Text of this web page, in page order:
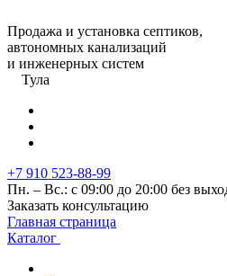
Продажа и установка септиков,
автономных канализаций
и инженерных систем
Тула
+7 910 523-88-99
Пн. – Вс.: с 09:00 до 20:00 без
Заказать консультацию
Главная страница
Каталог